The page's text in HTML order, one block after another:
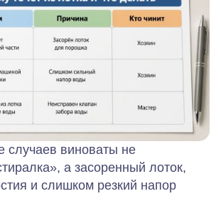
случаев виноваты не
а засоренный лоток,
и слишком резкий напор